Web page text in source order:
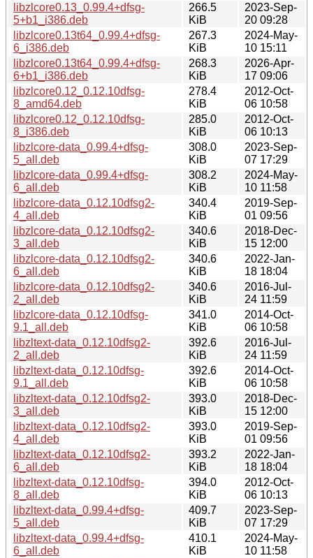
libzlcore0.13_0.99.4+dfsg-
5+b1_i386.deb
266.5
KiB
2023-Sep-
20 09:28
libzlcore0.13t64_0.99.4+dfsg-
6_i386.deb
267.3
KiB
2024-May-
10 15:11
libzlcore0.13t64_0.99.4+dfsg-
6+b1_i386.deb
268.3
KiB
2026-Apr-
17 09:06
libzlcore0.12_0.12.10dfsg-
8_amd64.deb
278.4
KiB
2012-Oct-
06 10:58
libzlcore0.12_0.12.10dfsg-
8_i386.deb
285.0
KiB
2012-Oct-
06 10:13
libzlcore-data_0.99.4+dfsg-
5_all.deb
308.0
KiB
2023-Sep-
07 17:29
libzlcore-data_0.99.4+dfsg-
6_all.deb
308.2
KiB
2024-May-
10 11:58
libzlcore-data_0.12.10dfsg2-
4_all.deb
340.4
KiB
2019-Sep-
01 09:56
libzlcore-data_0.12.10dfsg2-
3_all.deb
340.6
KiB
2018-Dec-
15 12:00
libzlcore-data_0.12.10dfsg2-
6_all.deb
340.6
KiB
2022-Jan-
18 18:04
libzlcore-data_0.12.10dfsg2-
2_all.deb
340.6
KiB
2016-Jul-
24 11:59
libzlcore-data_0.12.10dfsg-
9.1_all.deb
341.0
KiB
2014-Oct-
06 10:58
libzltext-data_0.12.10dfsg2-
2_all.deb
392.6
KiB
2016-Jul-
24 11:59
libzltext-data_0.12.10dfsg-
9.1_all.deb
392.6
KiB
2014-Oct-
06 10:58
libzltext-data_0.12.10dfsg2-
3_all.deb
393.0
KiB
2018-Dec-
15 12:00
libzltext-data_0.12.10dfsg2-
4_all.deb
393.0
KiB
2019-Sep-
01 09:56
libzltext-data_0.12.10dfsg2-
6_all.deb
393.2
KiB
2022-Jan-
18 18:04
libzltext-data_0.12.10dfsg-
8_all.deb
394.0
KiB
2012-Oct-
06 10:13
libzltext-data_0.99.4+dfsg-
5_all.deb
409.7
KiB
2023-Sep-
07 17:29
libzltext-data_0.99.4+dfsg-
6_all.deb
410.1
KiB
2024-May-
10 11:58